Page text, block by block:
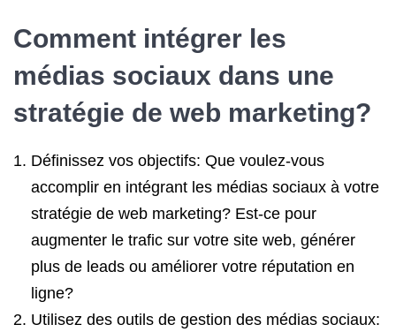
Comment intégrer les
médias sociaux dans une
stratégie de web marketing?
Définissez vos objectifs: Que voulez-vous
accomplir en intégrant les médias sociaux à votre
stratégie de web marketing? Est-ce pour
augmenter le trafic sur votre site web, générer
plus de leads ou améliorer votre réputation en
ligne?
Utilisez des outils de gestion des médias sociaux: